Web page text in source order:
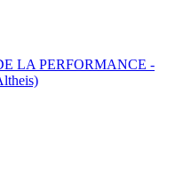
LA PERFORMANCE -